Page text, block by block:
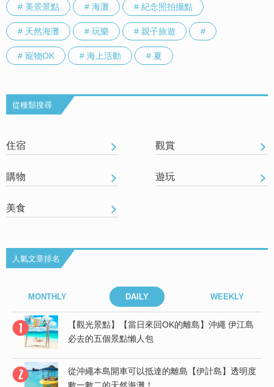
# 美景景點 # 海灘 # 紀念照拍攝點
# 天然海灘 # 玩樂 # 親子旅遊 #
# 寵物OK # 海上活動 # 夏
從種類搜尋
住宿 觀賞
購物 遊玩
美食
人氣文章排名
MONTHLY DAILY WEEKLY
【觀光景點】【當日來回OK的離島】沖繩 伊江島
必去的五個景點懶人包
從沖繩本島開車可以抵達的離島【伊計島】透明度